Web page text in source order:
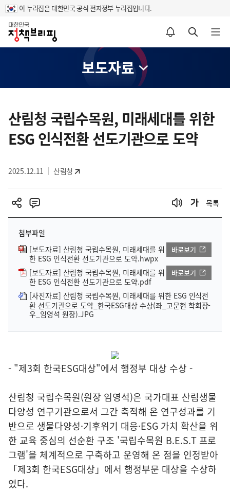
이 누리집은 대한민국 공식 전자정부 누리집입니다.
홈
알림설정 바로가기 검색 바로가기 메뉴 열기
보도자료
츠
영
산림청 국립수목원, 미래세대를 위한
ESG 인식전환 선도기관으로 도약
2025.12.11 산림청
목록
첨부파일
[보도자료] 산림청 국립수목원, 미래세대를 위
한 ESG 인식전환 선도기관으로 도약.hwpx
바로보기
[보도자료] 산림청 국립수목원, 미래세대를 위
한 ESG 인식전환 선도기관으로 도약.pdf
바로보기
[사진자료] 산림청 국립수목원, 미래세대를 위한 ESG 인식전
환 선도기관으로 도약_한국ESG대상 수상(좌_고문현 학회장-
우_임영석 원장).JPG
- "제3회 한국ESG대상"에서 행정부 대상 수상 -
산림청 국립수목원(원장 임영석)은 국가대표 산림생물
다양성 연구기관으로서 그간 축적해 온 연구성과를 기
반으로 생물다양성·기후위기 대응·ESG 가치 확산을 위
한 교육 중심의 선순환 구조 '국립수목원 B.E.S.T 프로
그램'을 체계적으로 구축하고 운영해 온 점을 인정받아
「제3회 한국ESG대상」에서 행정부문 대상을 수상하
였다.